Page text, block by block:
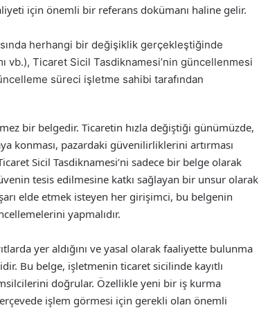
için önemli bir referans dokümanı haline gelir.
herhangi bir değişiklik gerçekleştiğinde
vb.), Ticaret Sicil Tasdiknamesi’nin güncellenmesi
süreci işletme sahibi tarafından
bir belgedir. Ticaretin hızla değiştiği günümüzde,
konması, pazardaki güvenilirliklerini artırması
Sicil Tasdiknamesi’ni sadece bir belge olarak
tesis edilmesine katkı sağlayan bir unsur olarak
elde etmek isteyen her girişimci, bu belgenin
yapmalıdır.
yer aldığını ve yasal olarak faaliyette bulunma
Bu belge, işletmenin ticaret sicilinde kayıtlı
doğrular. Özellikle yeni bir iş kurma
işlem görmesi için gerekli olan önemli